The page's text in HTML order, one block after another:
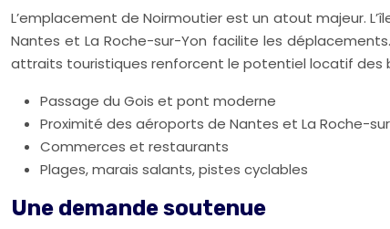
L’emplacement de Noirmoutier est un atout majeur.
Nantes et La Roche-sur-Yon facilite les
attraits touristiques renforcent le potentiel locatif des
Passage du Gois et pont moderne
Proximité des aéroports de Nantes et La Roche-
Commerces et restaurants
Plages, marais salants, pistes cyclables
Une demande soutenue